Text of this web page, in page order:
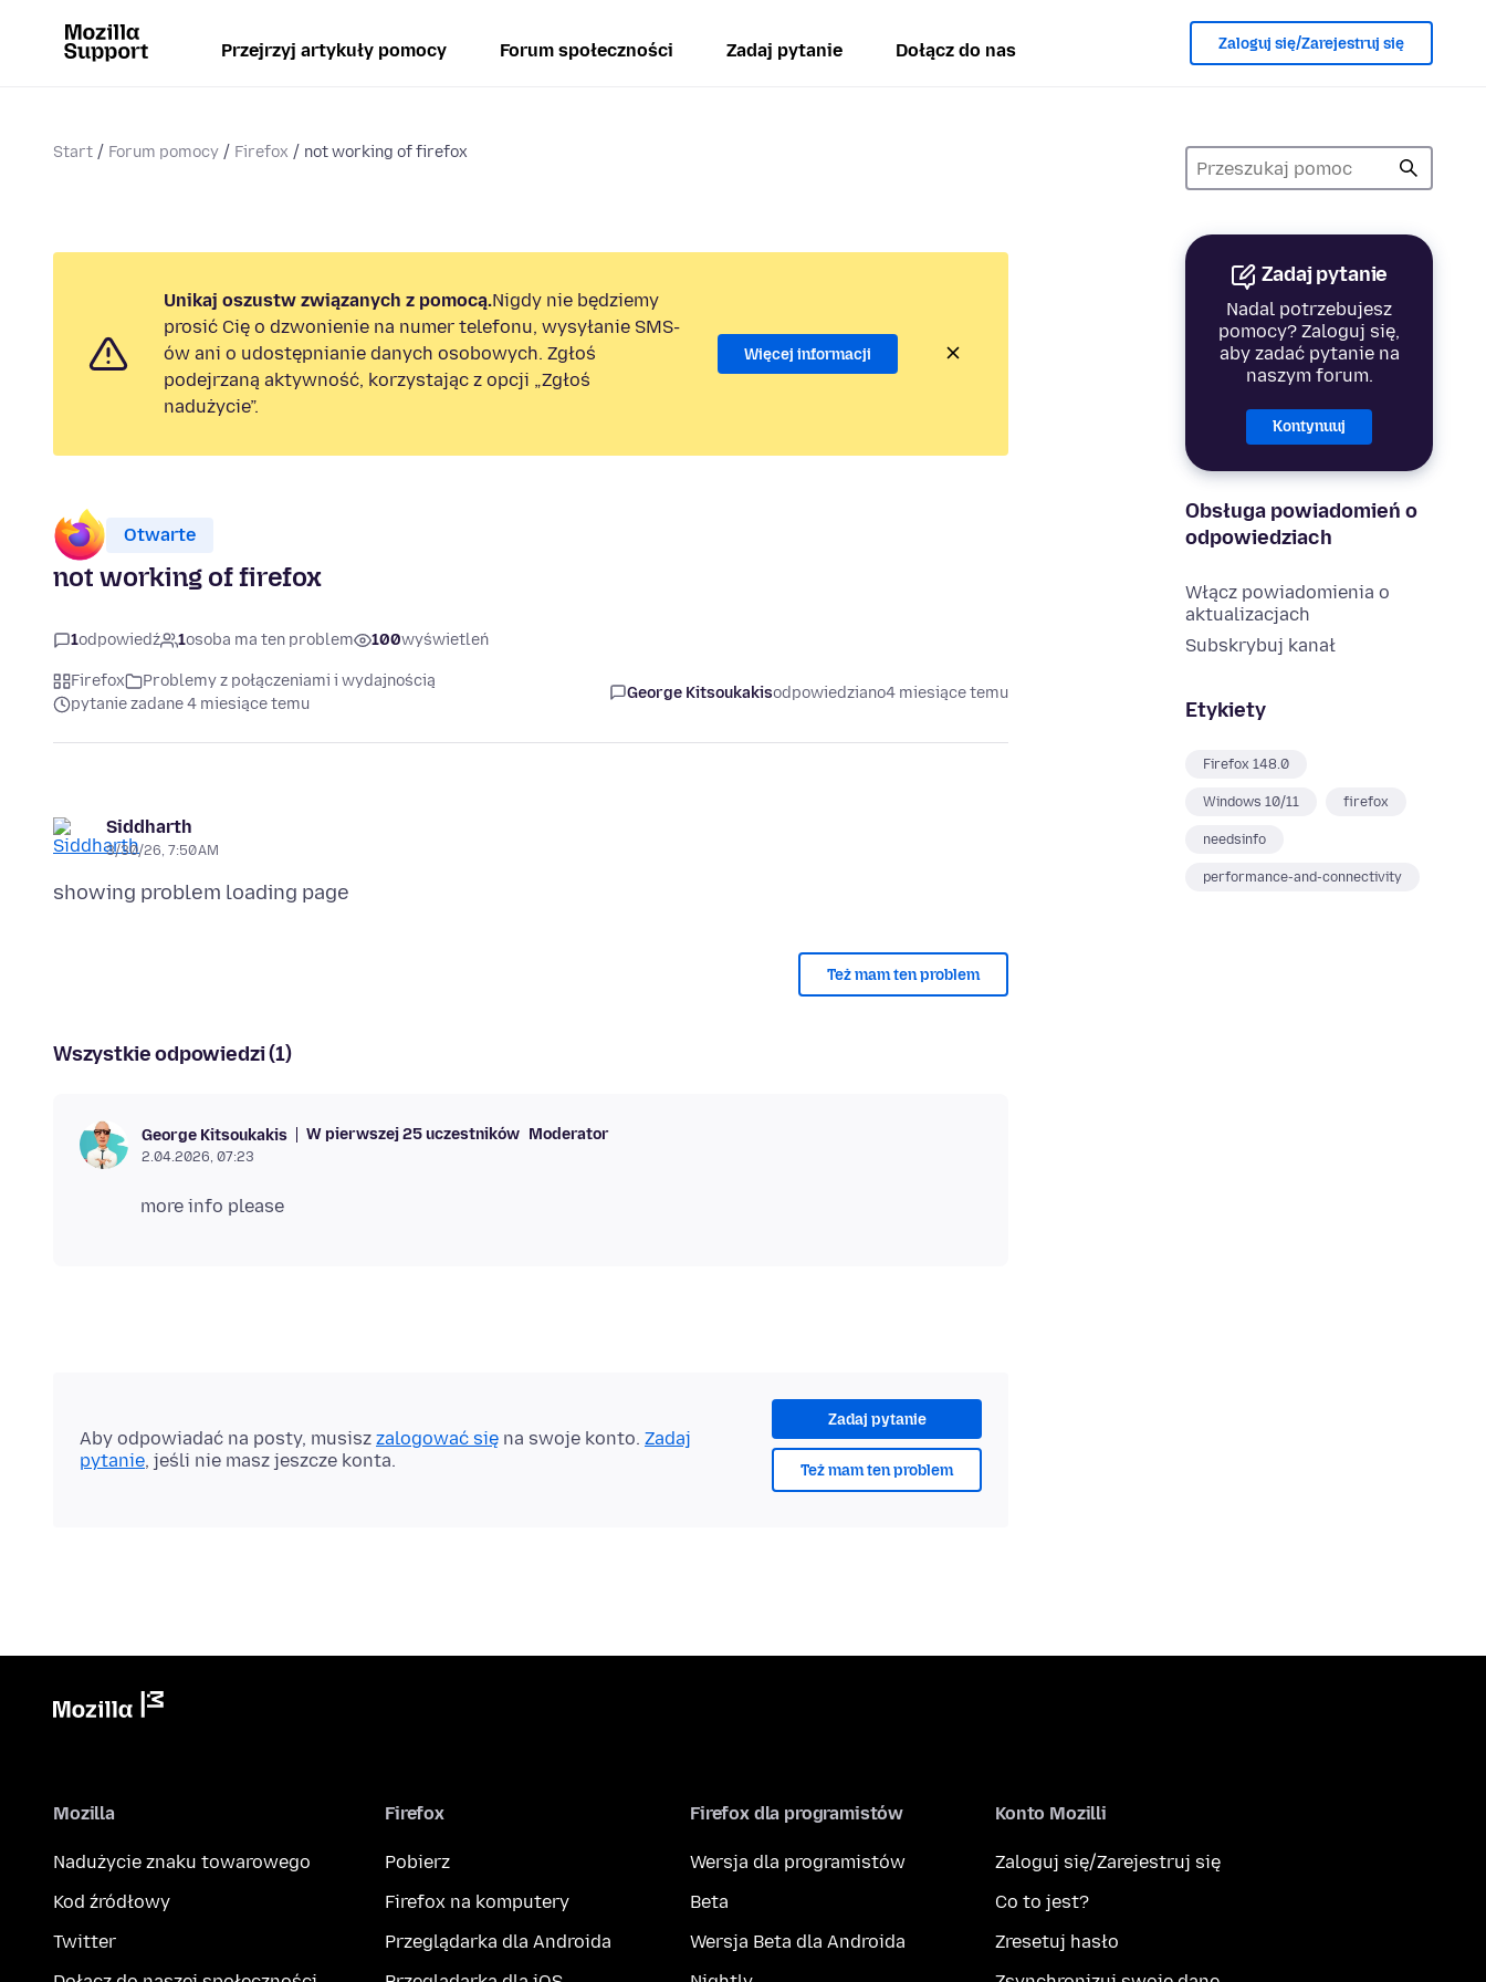
Przejrzyj artykuły pomocy Forum społeczności Zadaj pytanie Dołącz do nas Zaloguj się/Zarejestruj się
Start Forum pomocy Firefox not working of firefox
Zadaj pytanie
Nadal potrzebujesz
pomocy? Zaloguj się,
aby zadać pytanie na
naszym forum.
Kontynuuj
Obsługa powiadomień o
odpowiedziach
Włącz powiadomienia o
aktualizacjach
Subskrybuj kanał
Etykiety
Firefox 148.0
Windows 10/11 firefox
needsinfo
performance-and-connectivity
Unikaj oszustw związanych z pomocą.Nigdy nie będziemy
prosić Cię o dzwonienie na numer telefonu, wysyłanie SMS-
ów ani o udostępnianie danych osobowych. Zgłoś
podejrzaną aktywność, korzystając z opcji „Zgłoś
nadużycie”.
Więcej informacji
Otwarte
not working of firefox
1odpowiedź 1osoba ma ten problem 100wyświetleń
Firefox
Problemy z połączeniami i wydajnością
pytanie zadane 4 miesiące temu
George Kitsoukakisodpowiedziano4 miesiące temu
Siddharth
3/30/26, 7:50 AM
Też mam ten problem
Wszystkie odpowiedzi (1)
George Kitsoukakis W pierwszej 25 uczestników Moderator
2.04.2026, 07:23
Zadaj pytanie
Też mam ten problem
Aby odpowiadać na posty, musisz zalogować się na swoje konto. Zadaj
pytanie, jeśli nie masz jeszcze konta.
Mozilla
Nadużycie znaku towarowego
Kod źródłowy
Twitter
Firefox
Pobierz
Firefox na komputery
Przeglądarka dla Androida
Firefox dla programistów
Wersja dla programistów
Beta
Wersja Beta dla Androida
Konto Mozilli
Zaloguj się/Zarejestruj się
Co to jest?
Zresetuj hasło